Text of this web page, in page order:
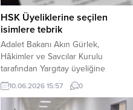
HSK Üyeliklerine seçilen
isimlere tebrik
Adalet Bakanı Akın Gürlek,
Hâkimler ve Savcılar Kurulu
tarafından Yargıtay üyeliğine
seçilen Gökhan Karaköse ile
Danıştay üyeliklerine seçilen
Gülten Hatipoğlu ve Recep Yılmaz
10.06.2026 15:57 0